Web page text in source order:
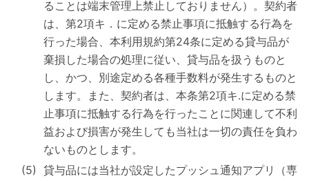
ることは端末管理上禁止しておりません）。契約者
は、第2項キ．に定める禁止事項に抵触する行為を
行った場合、本利用規約第24条に定める貸与品が
棄損した場合の処理に従い、貸与品を扱うものと
し、かつ、別途定める各種手数料が発生するものと
します。また、契約者は、本条第2項キ.に定める禁
止事項に抵触する行為を行ったことに関連して不利
益および損害が発生しても当社は一切の責任を負わ
ないものとします。
貸与品には当社が設定したプッシュ通知アプリ（専